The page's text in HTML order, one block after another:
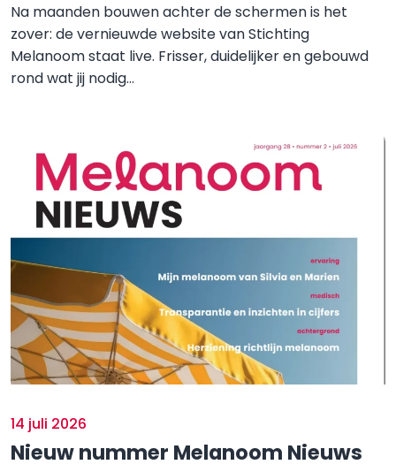
Na maanden bouwen achter de schermen is het
zover: de vernieuwde website van Stichting
Melanoom staat live. Frisser, duidelijker en gebouwd
rond wat jij nodig...
14 juli 2026
Nieuw nummer Melanoom Nieuws